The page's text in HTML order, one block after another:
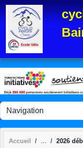
Accueil 2026
Panneau de gestion